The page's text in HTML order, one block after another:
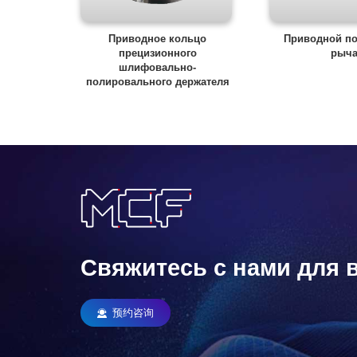
Приводное кольцо
прецизионного
шлифовально-
полировального держателя
Приводной
Свяжитесь с нами для
预约咨询